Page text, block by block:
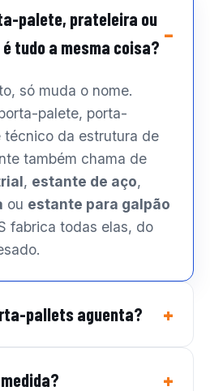
palete, prateleira ou
tudo a mesma coisa?
só muda o nome.
palete, porta-
técnico da estrutura de
também chama de
, estante de aço,
ou estante para galpão
fabrica todas elas, do
pallets aguenta?